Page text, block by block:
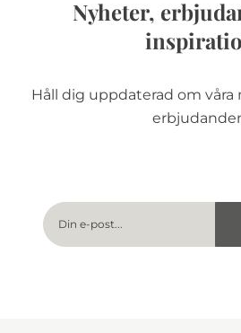
Nyheter,
Håll dig uppdaterad om